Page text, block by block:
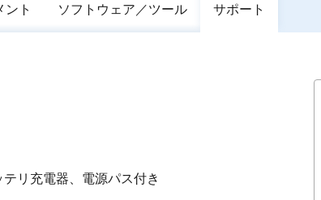
ント ソフトウェア／ツール サポート
リ充電器、電源パス付き